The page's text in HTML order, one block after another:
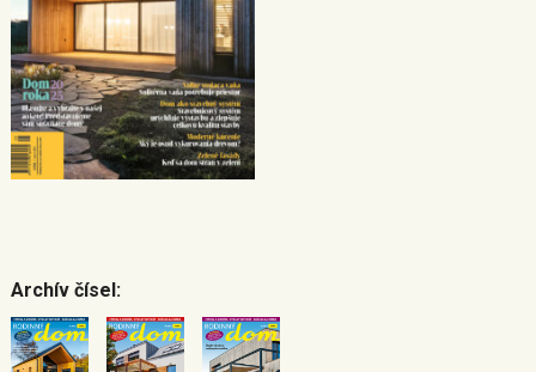
Archív čísel: